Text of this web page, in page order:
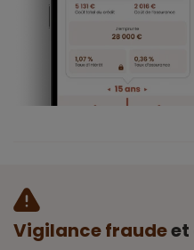
Vigilance fraudeet